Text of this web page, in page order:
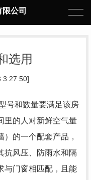
公司
选用
3:27:50]
号和数量要满足该房
里的人对新鲜空气量
的一个配套产品，
抗风压、防雨水和隔
与门窗相匹配，且能